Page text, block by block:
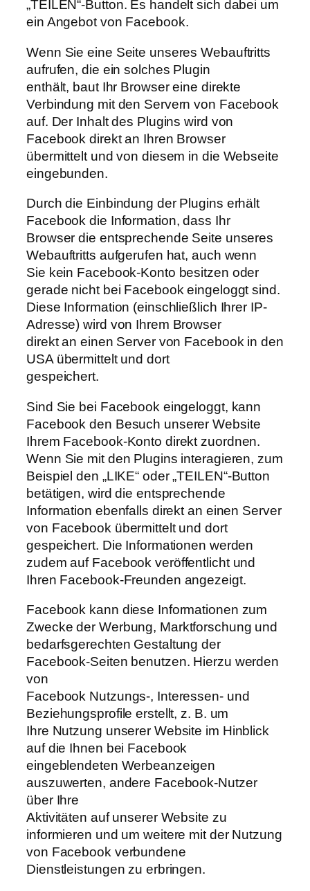
„TEILEN“-Button. Es handelt sich dabei um
ein Angebot von Facebook.
Wenn Sie eine Seite unseres Webauftritts
aufrufen, die ein solches Plugin
enthält, baut Ihr Browser eine direkte
Verbindung mit den Servern von Facebook
auf. Der Inhalt des Plugins wird von
Facebook direkt an Ihren Browser
übermittelt und von diesem in die Webseite
eingebunden.
Durch die Einbindung der Plugins erhält
Facebook die Information, dass Ihr
Browser die entsprechende Seite unseres
Webauftritts aufgerufen hat, auch wenn
Sie kein Facebook-Konto besitzen oder
gerade nicht bei Facebook eingeloggt sind.
Diese Information (einschließlich Ihrer IP-
Adresse) wird von Ihrem Browser
direkt an einen Server von Facebook in den
USA übermittelt und dort
gespeichert.
Sind Sie bei Facebook eingeloggt, kann
Facebook den Besuch unserer Website
Ihrem Facebook-Konto direkt zuordnen.
Wenn Sie mit den Plugins interagieren, zum
Beispiel den „LIKE“ oder „TEILEN“-Button
betätigen, wird die entsprechende
Information ebenfalls direkt an einen Server
von Facebook übermittelt und dort
gespeichert. Die Informationen werden
zudem auf Facebook veröffentlicht und
Ihren Facebook-Freunden angezeigt.
Facebook kann diese Informationen zum
Zwecke der Werbung, Marktforschung und
bedarfsgerechten Gestaltung der
Facebook-Seiten benutzen. Hierzu werden
von
Facebook Nutzungs-, Interessen- und
Beziehungsprofile erstellt, z. B. um
Ihre Nutzung unserer Website im Hinblick
auf die Ihnen bei Facebook
eingeblendeten Werbeanzeigen
auszuwerten, andere Facebook-Nutzer
über Ihre
Aktivitäten auf unserer Website zu
informieren und um weitere mit der Nutzung
von Facebook verbundene
Dienstleistungen zu erbringen.